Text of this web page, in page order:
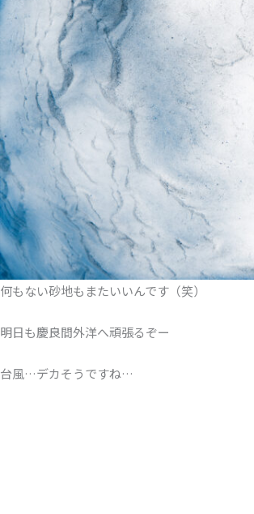
何もない砂地もまたいいんです（笑）
明日も慶良間外洋へ頑張るぞー
台風…デカそうですね…